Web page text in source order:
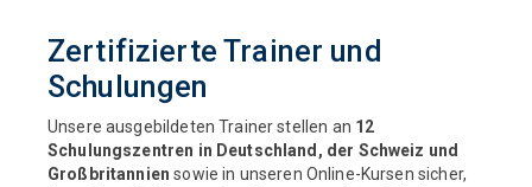
Zertifizierte Trainer und
Schulungen
Unsere ausgebildeten Trainer stellen an 12
Schulungszentren in Deutschland, der Schweiz und
Großbritannien sowie in unseren Online-Kursen sicher,